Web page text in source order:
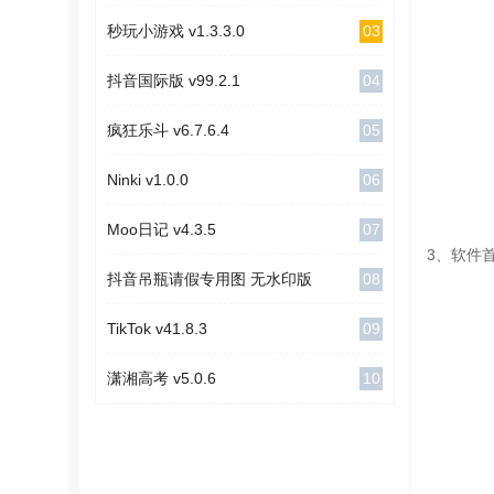
秒玩小游戏 v1.3.3.0 03
抖音国际版 v99.2.1 04
疯狂乐斗 v6.7.6.4 05
Ninki v1.0.0 06
Moo日记 v4.3.5 07
抖音吊瓶请假专用图 无水印版 08
TikTok v41.8.3 09
潇湘高考 v5.0.6 10
3、软件